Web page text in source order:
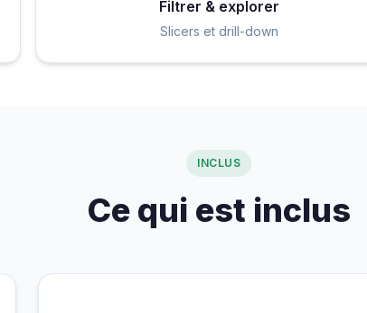
Filtrer & explorer
Slicers et drill-down
INCLUS
Ce qui est inclus